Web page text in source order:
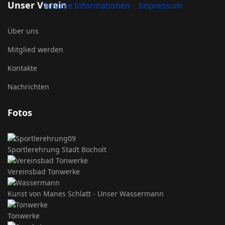
Unser Verein
Über uns
Mitglied werden
Kontakte
Nachrichten
Fotos
Sportlerehrung Stadt Bocholt
Vereinsbad Tonwerke
Kunst von Manes Schlatt - Unser Wassermann
Tonwerke
Weitere Informationen
Impressum